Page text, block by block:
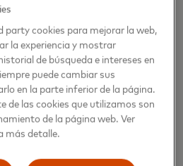
de segmentos estratégicos,
y el fortalecimiento de la
su incorporación se da
Mastercard, en el que la
su propuesta de
en mercados
cookies para mejorar la web,
la experiencia y mostrar
de búsqueda e intereses en
puede cambiar sus
en la parte inferior de la página.
de las cookies que utilizamos son
de la página web. Ver
más detalle.